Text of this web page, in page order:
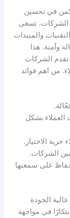
في تحسين
الشركات، تسعى
والمبيدات
وآمنة. هذا
الشركات
من اهم فوائد
العملاء بشكل
حرية الاختيار.
بين الشركات.
على سمعتها
الجودة
في مواجهة